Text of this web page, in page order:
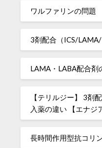
ワルファリンの問題
3剤配合（ICS/
LAMA・LABA配合剤
【テリルジー】 3剤
入薬の違い 【エナジ
長時間作用型抗コリ